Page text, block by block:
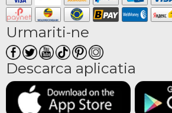
Urmariti-ne
Descarca aplicatia